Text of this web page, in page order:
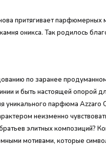
притягивает
оникса. Так родилось
по заранее
и быть настоящей
парфюма Azzaro
неизменно
элитных композиций?
мотивами, которые